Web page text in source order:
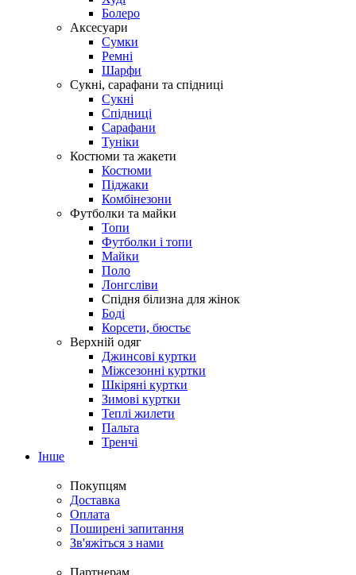
Болеро
Аксесуари
Сумки
Ремні
Шарфи
Сукні, сарафани та спідниці
Сукні
Спідниці
Сарафани
Туніки
Костюми та жакети
Костюми
Піджаки
Комбінезони
Футболки та майки
Топи
Футболки і топи
Майки
Поло
Лонгсліви
Спідня білизна для жінок
Боді
Корсети, бюстьє
Верхній одяг
Джинсові куртки
Міжсезонні куртки
Шкіряні куртки
Зимові куртки
Теплі жилети
Пальта
Тренчі
Інше
Покупцям
Доставка
Оплата
Поширені запитання
Зв'яжіться з нами
Партнерам